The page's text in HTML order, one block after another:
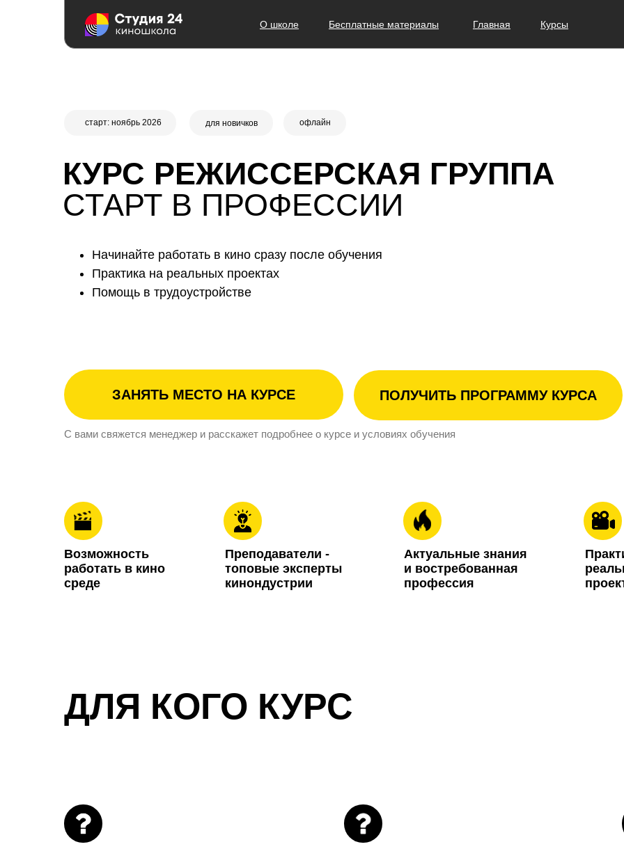
О школе Курсы
Главная
Бесплатные материалы
КУРС РЕЖИССЕРСКАЯ ГРУППА
СТАРТ В ПРОФЕССИИ
С вами свяжется менеджер и расскажет подробнее о курсе и условиях обучения
Начинайте работать в кино сразу после обучения
Практика на реальных проектах
Помощь в трудоустройстве
ПОЛУЧИТЬ ПРОГРАММУ КУРСА
ЗАНЯТЬ МЕСТО НА КУРСЕ
старт: ноябрь 2026 для новичков офлайн
реал
Актуальные зн ания
и востребованная
профессия
Преподаватели -
топовые эксперты
кинондустрии
Возможность
работать в кино
среде
ДЛЯ КОГО К УРС